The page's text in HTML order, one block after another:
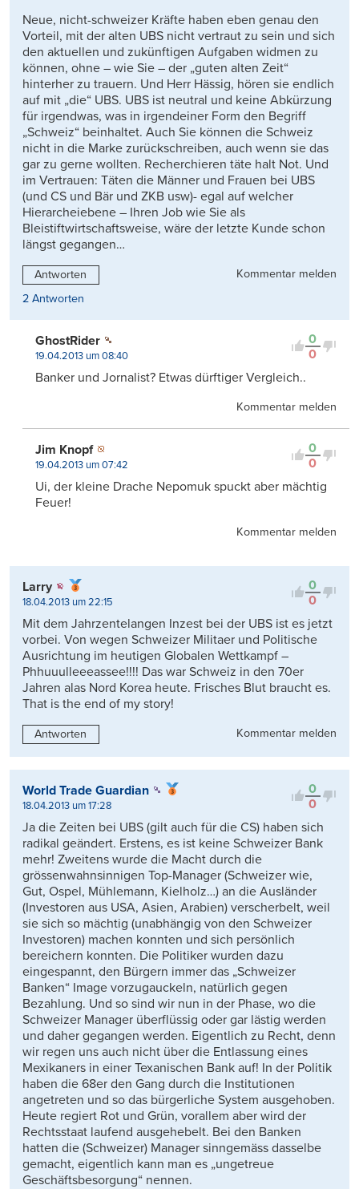
Neue, nicht-schweizer Kräfte haben eben genau den
Vorteil, mit der alten UBS nicht vertraut zu sein und sich
den aktuellen und zukünftigen Aufgaben widmen zu
können, ohne – wie Sie – der „guten alten Zeit“
hinterher zu trauern. Und Herr Hässig, hören sie endlich
auf mit „die“ UBS. UBS ist neutral und keine Abkürzung
für irgendwas, was in irgendeiner Form den Begriff
„Schweiz“ beinhaltet. Auch Sie können die Schweiz
nicht in die Marke zurückschreiben, auch wenn sie das
gar zu gerne wollten. Recherchieren täte halt Not. Und
im Vertrauen: Täten die Männer und Frauen bei UBS
(und CS und Bär und ZKB usw)- egal auf welcher
Hierarcheiebene – Ihren Job wie Sie als
Bleistiftwirtschaftsweise, wäre der letzte Kunde schon
längst gegangen…
Antworten
Kommentar melden
2 Antworten
0
0
GhostRider
19.04.2013 um 08:40
Banker und Jornalist? Etwas dürftiger Vergleich..
Kommentar melden
0
0
Jim Knopf
19.04.2013 um 07:42
Ui, der kleine Drache Nepomuk spuckt aber mächtig
Feuer!
Kommentar melden
0
0
Larry
18.04.2013 um 22:15
Mit dem Jahrzentelangen Inzest bei der UBS ist es jetzt
vorbei. Von wegen Schweizer Militaer und Politische
Ausrichtung im heutigen Globalen Wettkampf –
Phhuuulleeeassee!!!! Das war Schweiz in den 70er
Jahren alas Nord Korea heute. Frisches Blut braucht es.
That is the end of my story!
Antworten Kommentar melden
0
0
World Trade Guardian
18.04.2013 um 17:28
Ja die Zeiten bei UBS (gilt auch für die CS) haben sich
radikal geändert. Erstens, es ist keine Schweizer Bank
mehr! Zweitens wurde die Macht durch die
grössenwahnsinnigen Top-Manager (Schweizer wie,
Gut, Ospel, Mühlemann, Kielholz…) an die Ausländer
(Investoren aus USA, Asien, Arabien) verscherbelt, weil
sie sich so mächtig (unabhängig von den Schweizer
Investoren) machen konnten und sich persönlich
bereichern konnten. Die Politiker wurden dazu
eingespannt, den Bürgern immer das „Schweizer
Banken“ Image vorzugauckeln, natürlich gegen
Bezahlung. Und so sind wir nun in der Phase, wo die
Schweizer Manager überflüssig oder gar lästig werden
und daher gegangen werden. Eigentlich zu Recht, denn
wir regen uns auch nicht über die Entlassung eines
Mexikaners in einer Texanischen Bank auf! In der Politik
haben die 68er den Gang durch die Institutionen
angetreten und so das bürgerliche System ausgehoben.
Heute regiert Rot und Grün, vorallem aber wird der
Rechtsstaat laufend ausgehebelt. Bei den Banken
hatten die (Schweizer) Manager sinngemäss dasselbe
gemacht, eigentlich kann man es „ungetreue
Geschäftsbesorgung“ nennen.